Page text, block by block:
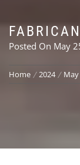
Posted On May
Home 2024 May